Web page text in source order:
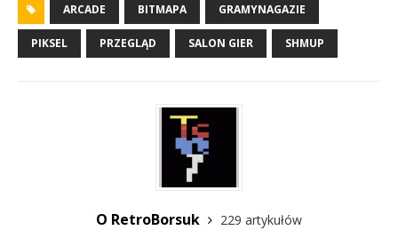
ARCADE BITMAPA GRAMYNAGAZIE
PIKSEL PRZEGLĄD SALON GIER SHMUP
O RetroBorsuk
229 artykułów